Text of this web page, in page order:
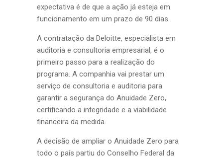
expectativa é de que a ação já esteja em
funcionamento em um prazo de 90 dias.
A contratação da Deloitte, especialista em
auditoria e consultoria empresarial, é o
primeiro passo para a realização do
programa. A companhia vai prestar um
serviço de consultoria e auditoria para
garantir a segurança do Anuidade Zero,
certificando a integridade e a viabilidade
financeira da medida.
A decisão de ampliar o Anuidade Zero para
todo o país partiu do Conselho Federal da